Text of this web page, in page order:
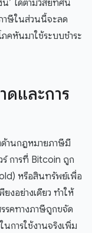
’ ได้ตามวิสัยทัศน์
าษีในส่วนนี้จะลด
คหันมาใช้ระบบชำระ
และการ
านกฎหมายภาษีมี
ร์ การที่ Bitcoin ถูก
หรือสินทรัพย์เพื่อ
งอย่างเดียว ทำให้
รคทางภาษีถูกขจัด
นการใช้งานจริงเพิ่ม